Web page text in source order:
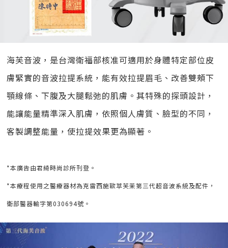
海芙音波，是台灣衛福部核准可適用於身體特定部位皮
膚緊實的音波拉提系統，能有效拉提眉毛、改善雙頰下
顎線條、下腹及大腿鬆弛的肌膚。其特殊的探頭設計，
能讓能量精準深入肌膚，依照個人膚質、臉型的不同，
客製調整能量，使拉提效果更為顯著。
*本廣告由君綺時尚診所刊登。
*本療程使用之醫療器材為克雷西施歐萃芙茉第三代超音波系統及配件，
衛部醫器輸字第030694號。